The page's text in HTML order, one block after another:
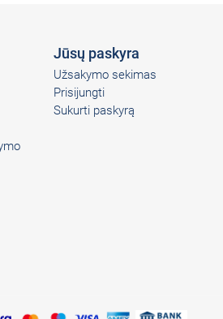
Jūsų paskyra
Užsakymo sekimas
Prisijungti
Sukurti paskyrą